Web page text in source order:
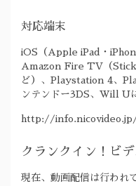
対応端末
iOS（Apple iPad・
Amazon Fire TV（Stick
ど）、Playstation 4、
ンテンドー3DS、Will U
http://
クランクイン！ビデ
現在、動画配信は行われ